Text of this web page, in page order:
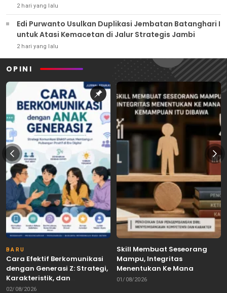
2 hari yang lalu
Edi Purwanto Usulkan Duplikasi Jembatan Batanghari I
untuk Atasi Kemacetan di Jalur Strategis Jambi
2 hari yang lalu
OPINI
BARU
Cara Efektif Berkomunikasi
dengan Generasi Z: Strategi,
Karakteristik, dan
Tantangannya
02/08/2026
Skill Membuat Seseorang
Mampu, Integritas
Menentukan Ke Mana
Kemampuan Itu Dibawa
01/08/2026